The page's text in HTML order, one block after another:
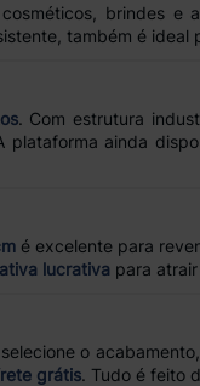
brindes e
também é ideal
. Com estrutura
plataforma ainda
é excelente para
lucrativa para
o
grátis. Tudo é feito